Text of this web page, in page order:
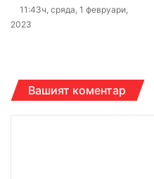
11:43ч, сряда, 1 февруари,
2023
Вашият коментар